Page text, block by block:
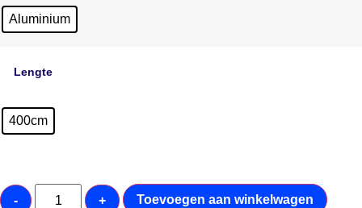
Aluminium
Lengte
400cm
- +
Toevoegen aan winkelwagen